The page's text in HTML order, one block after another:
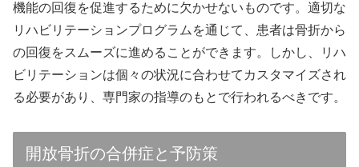
機能の回復を促進するために欠かせないものです。適切な
リハビリテーションプログラムを通じて、患者は骨折から
の回復をスムーズに進めることができます。しかし、リハ
ビリテーションは個々の状況に合わせてカスタマイズされ
る必要があり、専門家の指導のもとで行われるべきです。
開放骨折の合併症と予防策